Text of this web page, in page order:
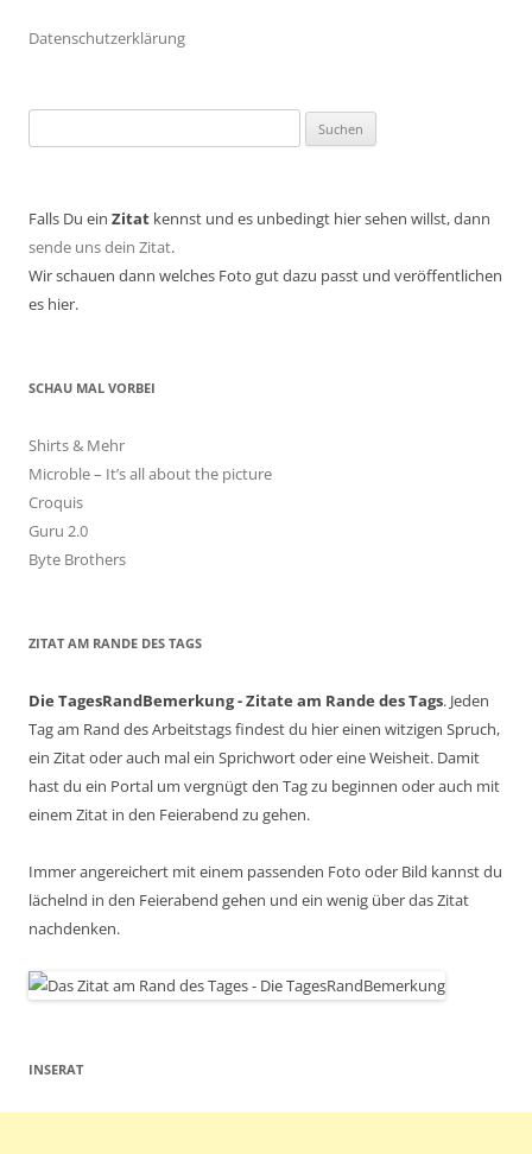
Datenschutzerklärung
nach:
Falls Du ein Zitat kennst und es unbedingt hier sehen willst, dann
sende uns dein Zitat.
Wir schauen dann welches Foto gut dazu passt und veröffentlichen
es hier.
SCHAU MAL VORBEI
Shirts & Mehr
Microble – It’s all about the picture
Croquis
Guru 2.0
Byte Brothers
ZITAT AM RANDE DES TAGS
Die TagesRandBemerkung - Zitate am Rande des Tags. Jeden
Tag am Rand des Arbeitstags findest du hier einen witzigen Spruch,
ein Zitat oder auch mal ein Sprichwort oder eine Weisheit. Damit
hast du ein Portal um vergnügt den Tag zu beginnen oder auch mit
einem Zitat in den Feierabend zu gehen.
Immer angereichert mit einem passenden Foto oder Bild kannst du
lächelnd in den Feierabend gehen und ein wenig über das Zitat
nachdenken.
INSERAT